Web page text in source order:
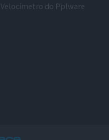
Velocímetro do Pplware